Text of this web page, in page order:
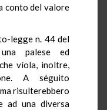
conto del valore
legge n. 44 del
palese ed
víola, inoltre,
A séguito
risulterebbero
ad una diversa